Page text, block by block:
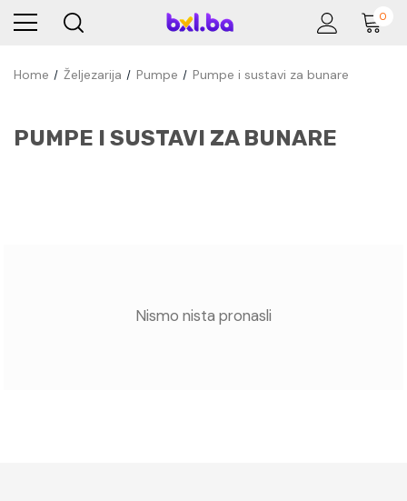
0
Home Željezarija Pumpe Pumpe i sustavi za bunare
PUMPE I SUSTAVI ZA BUNARE
Nismo nista pronasli